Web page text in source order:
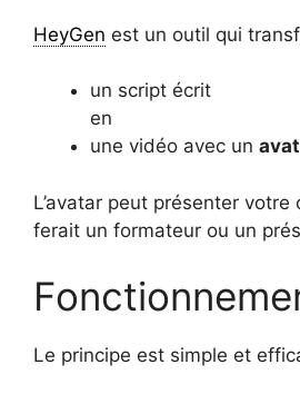
HeyGen est un outil qui
un script écrit
en
une vidéo avec un
L’avatar peut présenter
ferait un formateur ou un
Le principe est simple et